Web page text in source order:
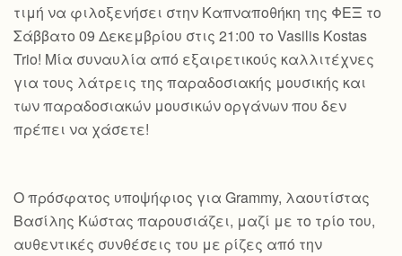
τιμή να φιλοξενήσει στην Καπναποθήκη της ΦΕΞ το
Σάββατο 09 Δεκεμβρίου στις 21:00 το Vasilis Kostas
Trio! Μία συναυλία από εξαιρετικούς καλλιτέχνες
για τους λάτρεις της παραδοσιακής μουσικής και
των παραδοσιακών μουσικών οργάνων που δεν
πρέπει να χάσετε!
Ο πρόσφατος υποψήφιος για Grammy, λαουτίστας
Βασίλης Κώστας παρουσιάζει, μαζί με το τρίο του,
αυθεντικές συνθέσεις του με ρίζες από την